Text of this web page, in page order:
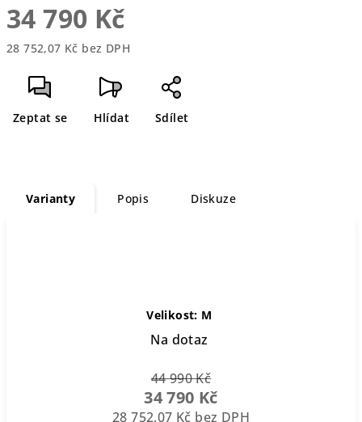
34 790 Kč
28 752,07 Kč bez DPH
cena:
Zeptat se Hlídat Sdílet
Varianty Popis Diskuze
Velikost: M
Na dotaz
44 990 Kč
34 790 Kč
28 752,07 Kč bez DPH